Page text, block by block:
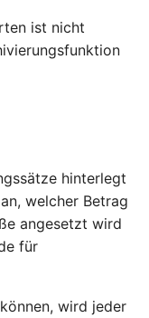
ist nicht
hinterlegt
welcher Betrag
angesetzt wird
für
wird jeder